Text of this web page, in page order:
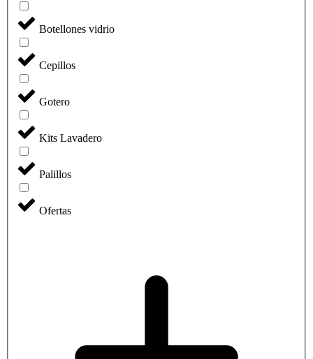
Botellones vidrio
Cepillos
Gotero
Kits Lavadero
Palillos
Ofertas